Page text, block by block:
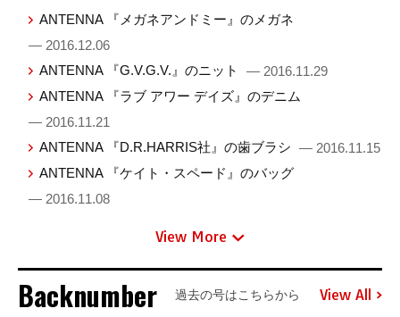
ANTENNA 『メガネアンドミー』のメガネ
— 2016.12.06
ANTENNA 『G.V.G.V.』のニット
— 2016.11.29
ANTENNA 『ラブ アワー デイズ』のデニム
— 2016.11.21
ANTENNA 『D.R.HARRIS社』の歯ブラシ — 2016.11.15
ANTENNA 『ケイト・スペード』のバッグ
— 2016.11.08
View More
Backnumber 過去の号はこちらから View All